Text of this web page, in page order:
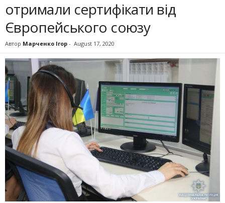
отримали сертифікати від
Європейського союзу
Автор Марченко Ігор - August 17, 2020